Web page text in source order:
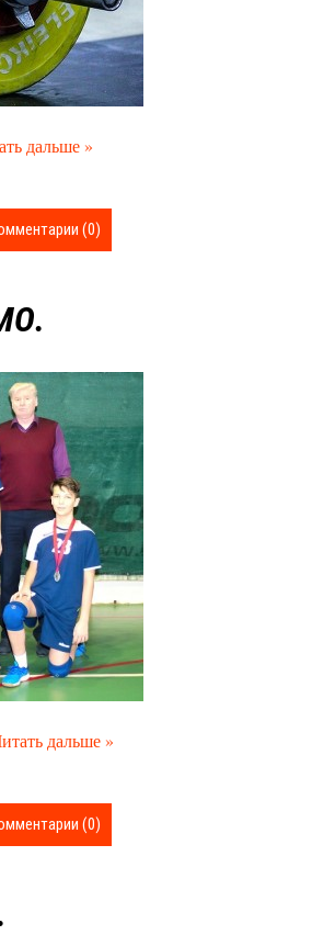
дальше »
(0)
дальше »
(0)